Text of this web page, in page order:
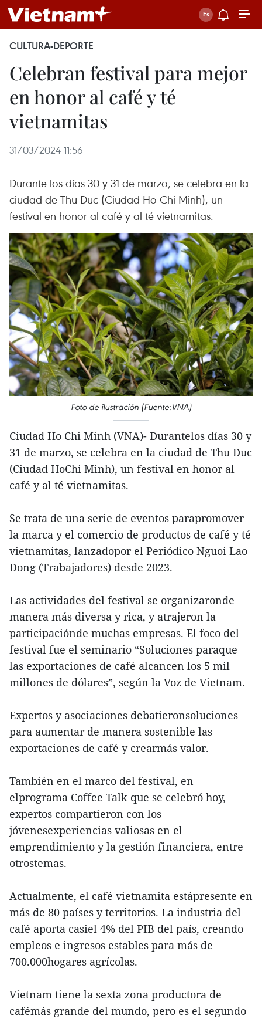
CULTURA-DEPORTE
Celebran festival para mejor
en honor al café y té
vietnamitas
31/03/2024 11:56
Durante los días 30 y 31 de marzo, se celebra en la
ciudad de Thu Duc (Ciudad Ho Chi Minh), un
festival en honor al café y al té vietnamitas.
Foto de ilustración (Fuente:VNA)
Ciudad Ho Chi Minh (VNA)- Durantelos días 30 y
31 de marzo, se celebra en la ciudad de Thu Duc
(Ciudad HoChi Minh), un festival en honor al
café y al té vietnamitas.
Se trata de una serie de eventos parapromover
la marca y el comercio de productos de café y té
vietnamitas, lanzadopor el Periódico Nguoi Lao
Dong (Trabajadores) desde 2023.
Las actividades del festival se organizaronde
manera más diversa y rica, y atrajeron la
participaciónde muchas empresas. El foco del
festival fue el seminario “Soluciones paraque
las exportaciones de café alcancen los 5 mil
millones de dólares”, según la Voz de Vietnam.
Expertos y asociaciones debatieronsoluciones
para aumentar de manera sostenible las
exportaciones de café y crearmás valor.
También en el marco del festival, en
elprograma Coffee Talk que se celebró hoy,
expertos compartieron con los
jóvenesexperiencias valiosas en el
emprendimiento y la gestión financiera, entre
otrostemas.
Actualmente, el café vietnamita estápresente en
más de 80 países y territorios. La industria del
café aporta casiel 4% del PIB del país, creando
empleos e ingresos estables para más de
700.000hogares agrícolas.
Vietnam tiene la sexta zona productora de
cafémás grande del mundo, pero es el segundo